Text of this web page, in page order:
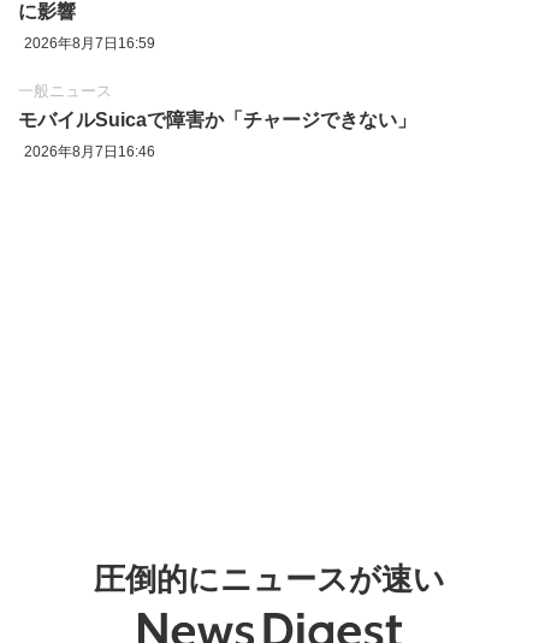
に影響
2026年8月7日16:59
一般ニュース
モバイルSuicaで障害か「チャージできない」
2026年8月7日16:46
圧倒的にニュースが速い